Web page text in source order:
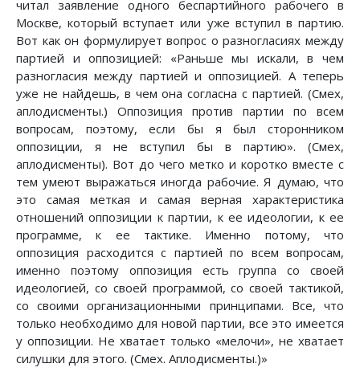
читал заявление одного беспартийного рабочего в
Москве, который вступает или уже вступил в партию.
Вот как он формулирует вопрос о разногласиях между
партией и оппозицией: «Раньше мы искали, в чем
разногласия между партией и оппозицией. А теперь
уже не найдешь, в чем она согласна с партией. (Смех,
аплодисменты.) Оппозиция против партии по всем
вопросам, поэтому, если бы я был сторонником
оппозиции, я не вступил бы в партию». (Смех,
аплодисменты). Вот до чего метко и коротко вместе с
тем умеют выражаться иногда рабочие. Я думаю, что
это самая меткая и самая верная характеристика
отношений оппозиции к партии, к ее идеологии, к ее
программе, к ее тактике. Именно потому, что
оппозиция расходится с партией по всем вопросам,
именно поэтому оппозиция есть группа со своей
идеологией, со своей программой, со своей тактикой,
со своими организационными принципами. Все, что
только необходимо для новой партии, все это имеется
у оппозиции. Не хватает только «мелочи», не хватает
силушки для этого. (Смех. Аплодисменты.)»